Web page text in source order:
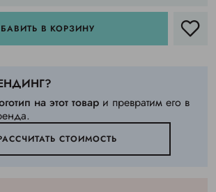
В КОРЗИНУ
на этот товар и превратим его в
СТОИМОСТЬ